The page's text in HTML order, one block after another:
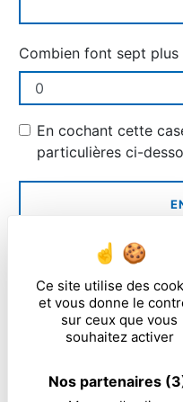
Ce site utilise des
et vous donne le
sur ceux que vous
souhaitez activer
Nos partenaires
Combien font sept plus
En cochant cette
particulières ci-
** Les données personnelles
de vous contacter et sont
sont destinées à et ses sous-
votre message. Les données
seuls destinataires suivants: .
rectification, d’effacement, de
retrait de votre consentement
réclamation auprès d’une
sort de vos données post-
voie postale à l'adresse ou par
justificatif d'identité pourra